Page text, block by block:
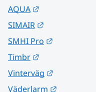
AQUA
SIMAIR
SMHI Pro
Timbr
Vinterväg
Väderlarm